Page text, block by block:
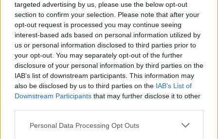
targeted advertising by us, please use the below opt-out
section to confirm your selection. Please note that after your
opt-out request is processed you may continue seeing
interest-based ads based on personal information utilized by
us or personal information disclosed to third parties prior to
your opt-out. You may separately opt-out of the further
disclosure of your personal information by third parties on the
IAB’s list of downstream participants. This information may
also be disclosed by us to third parties on the IAB’s List of
Downstream Participants that may further disclose it to other
Personal Data Processing Opt Outs
Αριθμός Πιστοποίησης Μ.Η.Τ.242021
Site Map ΟΡΟΙ ΧΡΗΣΗΣ
ΤΑΥΤΟΤΗΤΑ
Πολιτική απορρήτου
Πληροφορίες α.27 Ν.5253/2025
Cookies
Copyright iatropedia© 2026